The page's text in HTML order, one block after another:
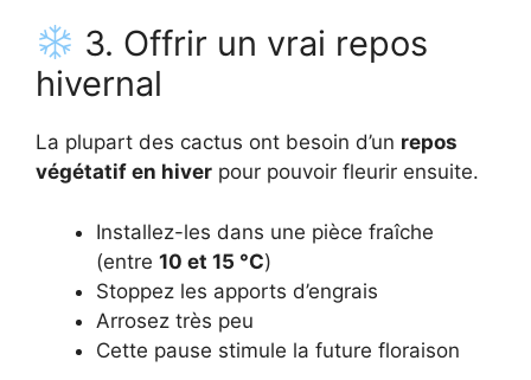
3. Offrir un vrai repos
hivernal
La plupart des cactus ont besoin d’un repos
végétatif en hiver pour pouvoir fleurir ensuite.
Installez-les dans une pièce fraîche
(entre 10 et 15 °C)
Stoppez les apports d’engrais
Arrosez très peu
Cette pause stimule la future floraison